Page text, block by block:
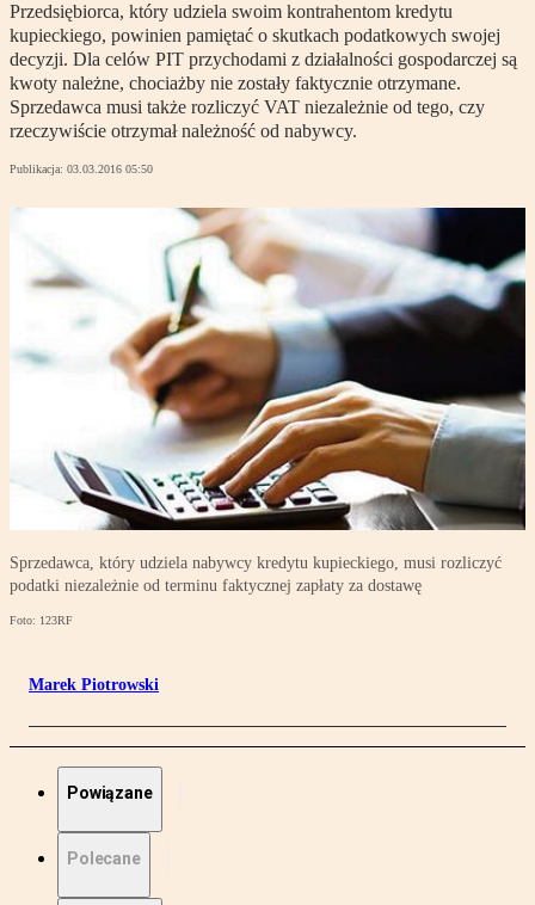
Przedsiębiorca, który udziela swoim kontrahentom kredytu
kupieckiego, powinien pamiętać o skutkach podatkowych swojej
decyzji. Dla celów PIT przychodami z działalności gospodarczej są
kwoty należne, chociażby nie zostały faktycznie otrzymane.
Sprzedawca musi także rozliczyć VAT niezależnie od tego, czy
rzeczywiście otrzymał należność od nabywcy.
Publikacja: 03.03.2016 05:50
Sprzedawca, który udziela nabywcy kredytu kupieckiego, musi rozliczyć
podatki niezależnie od terminu faktycznej zapłaty za dostawę
Foto: 123RF
Marek Piotrowski
Powiązane
Polecane